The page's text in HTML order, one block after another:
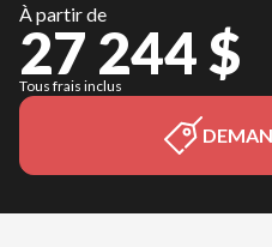
À partir de
27 244 $
Tous frais inclus